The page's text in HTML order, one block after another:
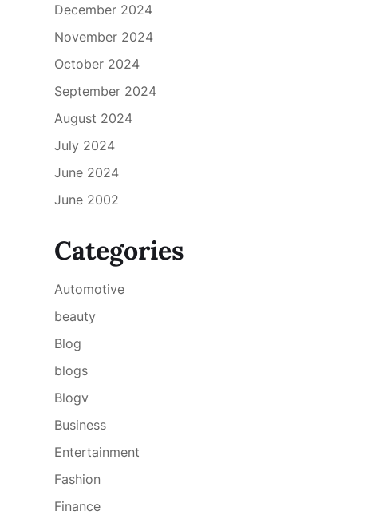
December 2024
November 2024
October 2024
September 2024
August 2024
July 2024
June 2024
June 2002
Categories
Automotive
beauty
Blog
blogs
Blogv
Business
Entertainment
Fashion
Finance